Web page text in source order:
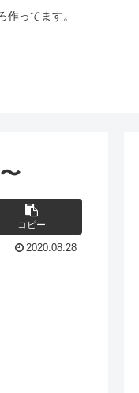
作ってます。
コピー
2020.08.28